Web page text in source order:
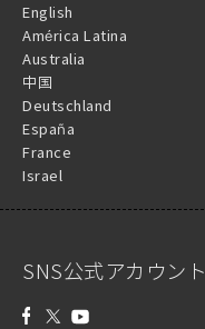
English
América Latina
Australia
中国
Deutschland
España
France
Israel
SNS公式アカウント